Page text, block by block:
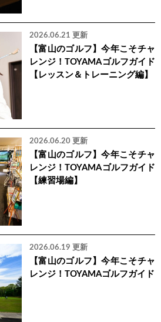
2026.06.21 更新
【富山のゴルフ】今年こそチャ
レンジ！TOYAMAゴルフガイド
【レッスン＆トレーニング編】
2026.06.20 更新
【富山のゴルフ】今年こそチャ
レンジ！TOYAMAゴルフガイド
【練習場編】
2026.06.19 更新
【富山のゴルフ】今年こそチャ
レンジ！TOYAMAゴルフガイド